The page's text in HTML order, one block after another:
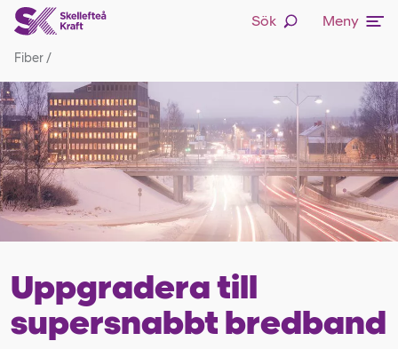
Sök
Meny
Fiber/
Uppgradera till
supersnabbt bredband